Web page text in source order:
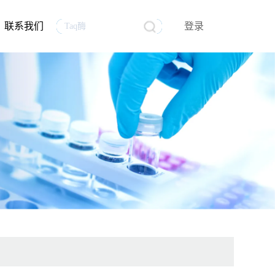
生物制品质量控制分析
mRNA原料
员工风采
联系我们 登录